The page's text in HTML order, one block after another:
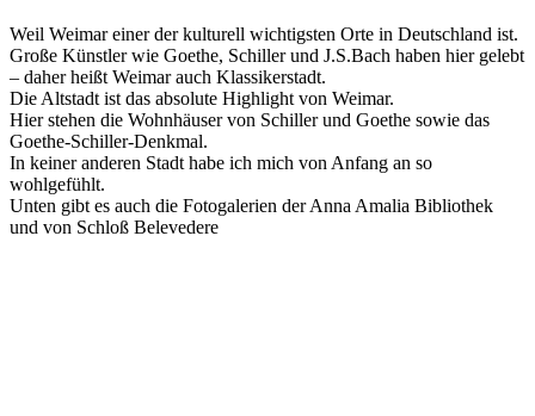
Weil Weimar einer der kulturell wichtigsten Orte in Deutschland ist.
Große Künstler wie Goethe, Schiller und J.S.Bach haben hier gelebt
– daher heißt Weimar auch Klassikerstadt.
Die Altstadt ist das absolute Highlight von Weimar.
Hier stehen die Wohnhäuser von Schiller und Goethe sowie das
Goethe-Schiller-Denkmal.
In keiner anderen Stadt habe ich mich von Anfang an so
wohlgefühlt.
Unten gibt es auch die Fotogalerien der Anna Amalia Bibliothek
und von Schloß Belevedere